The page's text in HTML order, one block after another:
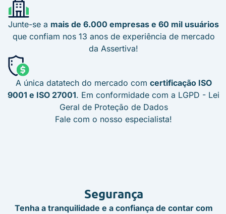
Junte-se a mais de 6.000 empresas e 60 mil usuários
que confiam nos 13 anos de experiência de mercado
da Assertiva!
A única datatech do mercado com certificação ISO
9001 e ISO 27001. Em conformidade com a LGPD - Lei
Geral de Proteção de Dados
Fale com o nosso especialista!
Segurança
Tenha a tranquilidade e a confiança de contar com